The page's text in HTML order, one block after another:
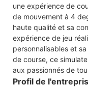
une expérience de
de mouvement à 4
haute qualité et sa
expérience de jeu
personnalisables et
de course, ce
aux passionnés de
Profil de